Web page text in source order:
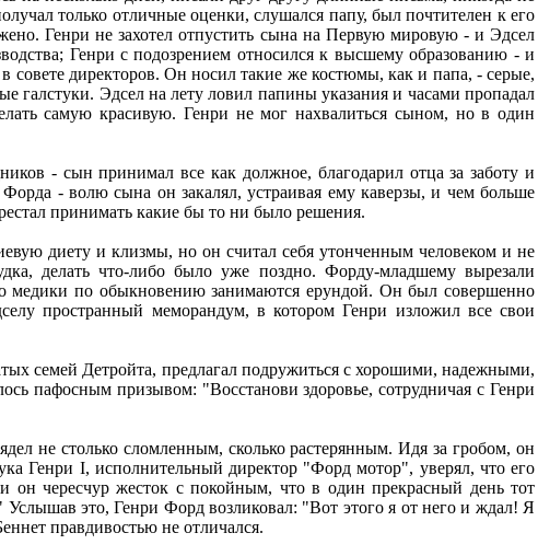
только отличные оценки, слушался папу, был почтителен к его
Генри не захотел отпустить сына на Первую мировую - и Эдсел
Генри с подозрением относился к высшему образованию - и
директоров. Он носил такие же костюмы, как и папа, - серые,
галстуки. Эдсел на лету ловил папины указания и часами пропадал
самую красивую. Генри не мог нахвалиться сыном, но в один
- сын принимал все как должное, благодарил отца за заботу и
- волю сына он закалял, устраивая ему каверзы, и чем больше
принимать какие бы то ни было решения.
диету и клизмы, но он считал себя утонченным человеком и не
делать что-либо было уже поздно. Форду-младшему вырезали
медики по обыкновению занимаются ерундой. Он был совершенно
пространный меморандум, в котором Генри изложил все свои
семей Детройта, предлагал подружиться с хорошими, надежными,
пафосным призывом: "Восстанови здоровье, сотрудничая с Генри
не столько сломленным, сколько растерянным. Идя за гробом, он
Генри I, исполнительный директор "Форд мотор", уверял, что его
чересчур жесток с покойным, что в один прекрасный день тот
это, Генри Форд возликовал: "Вот этого я от него и ждал! Я
правдивостью не отличался.